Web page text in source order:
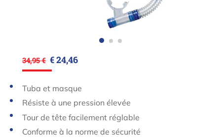
34,95 € € 24,46
Tuba et masque
Résiste à une pression élevée
Tour de tête facilement réglable
Conforme à la norme de sécurité